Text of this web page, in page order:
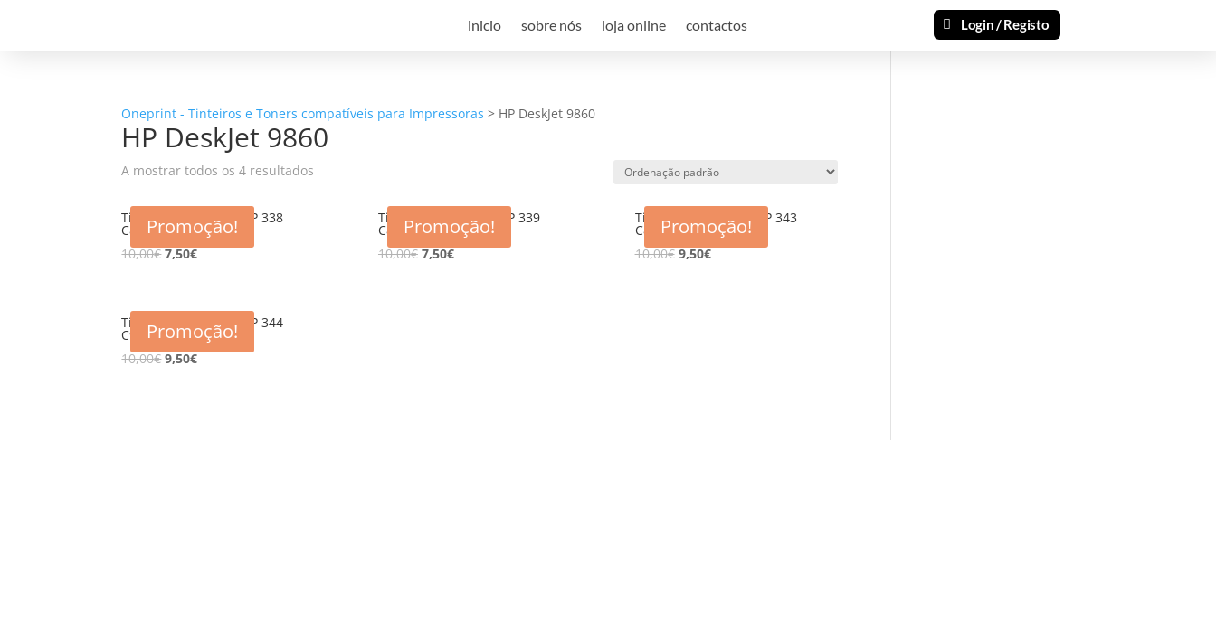
inicio sobre nós loja online contactos Login / Registo
Oneprint - Tinteiros e Toners compatíveis para Impressoras > HP DeskJet 9860
HP DeskJet 9860
A mostrar todos os 4 resultados
Promoção!
Tinteiro compativel HP 338
C8765E BK
10,00€ 7,50€
Promoção!
Tinteiro compativel HP 339
C8767E BK
10,00€ 7,50€
Promoção!
Tinteiro compativel HP 343
C8766E CL
10,00€ 9,50€
Promoção!
Tinteiro compativel HP 344
C9363E CL
10,00€ 9,50€